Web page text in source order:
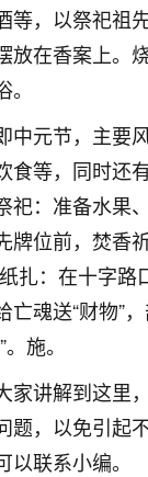
等，以祭祀祖
放在香案上。
中元节，主要
食等，同时还
祀：准备水果
牌位前，焚香
扎：在十字路
亡魂送“财物”
施。
家讲解到这里
题，以免引起
联系小编。
我也想要！
西
超度法事？我想
童：我母亲前年
她，后来也是
了超度法事，做
始是半信半疑的
在看来，人不信
南
学
？？我对这些很
西